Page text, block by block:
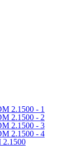
2.1500